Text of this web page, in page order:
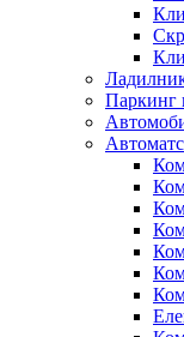
Паркинг